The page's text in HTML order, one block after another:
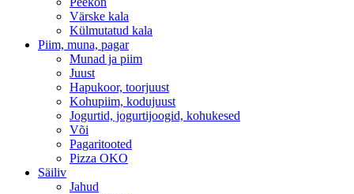
Värske kala
Külmutatud kala
Piim, muna, pagar
Munad ja piim
Juust
Hapukoor, toorjuust
Kohupiim, kodujuust
Jogurtid, jogurtijoogid, kohukesed
Või
Pagaritooted
Pizza OKO
Säiliv
Jahud